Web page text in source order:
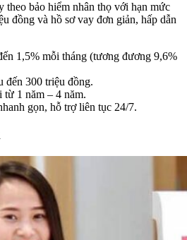
theo bảo hiểm nhân thọ với hạn mức
đồng và hồ sơ vay đơn giản, hấp dẫn
1,5% mỗi tháng (tương đương 9,6%
đến 300 triệu đồng.
1 năm – 4 năm.
gọn, hỗ trợ liên tục 24/7.